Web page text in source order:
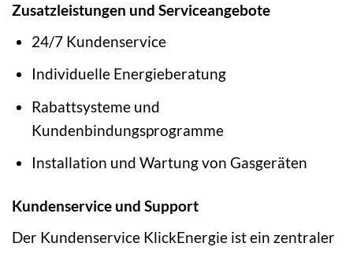
Zusatzleistungen und Serviceangebote
24/7 Kundenservice
Individuelle Energieberatung
Rabattsysteme und
Kundenbindungsprogramme
Installation und Wartung von Gasgeräten
Kundenservice und Support
Der Kundenservice KlickEnergie ist ein zentraler